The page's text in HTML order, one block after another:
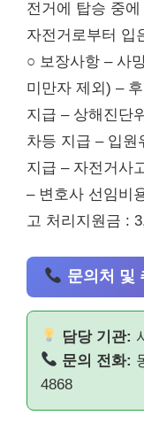
전거에 탑승 중
자전거로부터 입
○ 보장사항 – 사
미만자 제외) –
지급 – 상해진단
차등 지급 – 입원
지급 – 자전거사
– 변호사 선임비
고 처리지원금 :
문의처 및
담당 기관:
문의 전화:
4868